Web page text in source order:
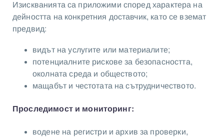
Изискванията са приложими според характера на
дейността на конкретния доставчик, като се вземат
предвид:
видът на услугите или материалите;
потенциалните рискове за безопасността,
околната среда и обществото;
мащабът и честотата на сътрудничеството.
Проследимост и мониторинг:
водене на регистри и архив за проверки,